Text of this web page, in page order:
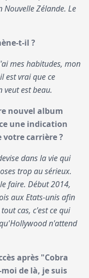
Nouvelle Zélande. Le
t-il ?
mes habitudes, mon
est vrai que ce
est beau.
nouvel album
une indication
carrière ?
dans la vie qui
trop au sérieux.
faire. Début 2014,
aux Etats-unis afin
cas, c'est ce qui
n'attend
après "Cobra
de là, je suis